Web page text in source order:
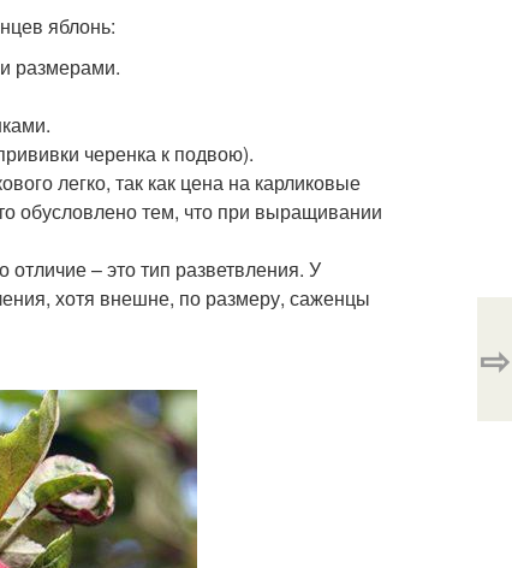
яблонь:
размерами.
черенка к подвою).
легко, так как цена на карликовые
обусловлено тем, что при выращивании
– это тип разветвления. У
хотя внешне, по размеру, саженцы
⇨